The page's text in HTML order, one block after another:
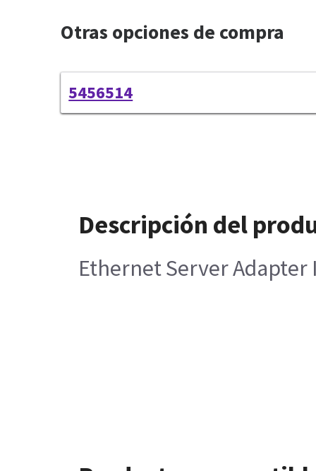
Otras opciones de compra
5456514
Descripción del
Ethernet Server Adapter